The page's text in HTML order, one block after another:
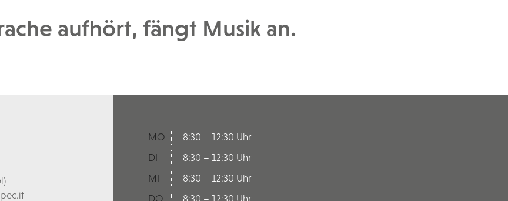
aufhört, fängt Musik an.
MO
8:30 – 12:30 Uhr
DI
8:30 – 12:30 Uhr
MI
8:30 – 12:30 Uhr
DO
8:30 – 12:30 Uhr